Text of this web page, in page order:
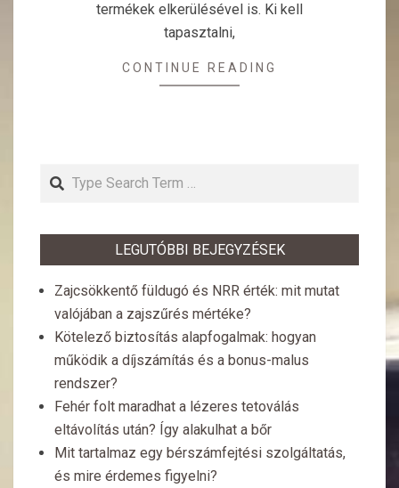
termékek elkerülésével is. Ki kell
tapasztalni,
CONTINUE READING
Search
LEGUTÓBBI BEJEGYZÉSEK
Zajcsökkentő füldugó és NRR érték: mit mutat
valójában a zajszűrés mértéke?
Kötelező biztosítás alapfogalmak: hogyan
működik a díjszámítás és a bonus-malus
rendszer?
Fehér folt maradhat a lézeres tetoválás
eltávolítás után? Így alakulhat a bőr
Mit tartalmaz egy bérszámfejtési szolgáltatás,
és mire érdemes figyelni?